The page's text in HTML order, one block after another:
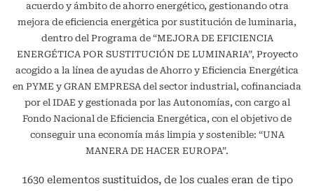
acuerdo y ámbito de ahorro energético, gestionando otra
mejora de eficiencia energética por sustitución de luminaria,
dentro del Programa de “MEJORA DE EFICIENCIA
ENERGÉTICA POR SUSTITUCIÓN DE LUMINARIA”, Proyecto
acogido a la línea de ayudas de Ahorro y Eficiencia Energética
en PYME y GRAN EMPRESA del sector industrial, cofinanciada
por el IDAE y gestionada por las Autonomías, con cargo al
Fondo Nacional de Eficiencia Energética, con el objetivo de
conseguir una economía más limpia y sostenible: “UNA
MANERA DE HACER EUROPA”.
1630 elementos sustituidos, de los cuales eran de tipo